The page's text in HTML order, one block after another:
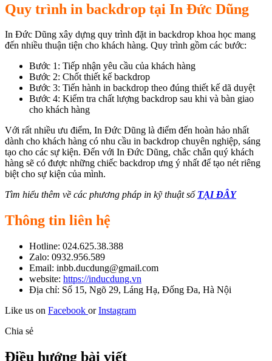
Quy trình in backdrop tại In Đức Dũng
In Đức Dũng xây dựng quy trình đặt in backdrop khoa học mang
đến nhiều thuận tiện cho khách hàng. Quy trình gồm các bước:
Bước 1: Tiếp nhận yêu cầu của khách hàng
Bước 2: Chốt thiết kế backdrop
Bước 3: Tiến hành in backdrop theo đúng thiết kế dã duyệt
Bước 4: Kiểm tra chất lượng backdrop sau khi và bàn giao
cho khách hàng
Với rất nhiều ưu điểm, In Đức Dũng là điểm đến hoàn hảo nhất
dành cho khách hàng có nhu cầu in backdrop chuyên nghiệp, sáng
tạo cho các sự kiện. Đến với In Đức Dũng, chắc chắn quý khách
hàng sẽ có được những chiếc backdrop ưng ý nhất để tạo nét riêng
biệt cho sự kiện của mình.
Tìm hiểu thêm về các phương pháp in kỹ thuật số TẠI ĐÂY
Thông tin liên hệ
Hotline: 024.625.38.388
Zalo: 0932.956.589
Email: inbb.ducdung@gmail.com
website: https://inducdung.vn
Địa chỉ: Số 15, Ngõ 29, Láng Hạ, Đống Đa, Hà Nội
Like us on Facebook orInstagram
Chia sẻ
Điều hướng bài viết